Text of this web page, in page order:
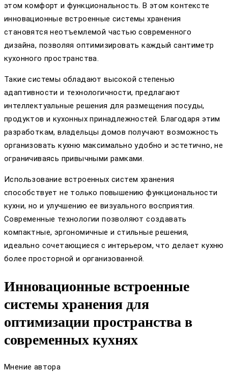
этом комфорт и функциональность. В этом контексте
инновационные встроенные системы хранения
становятся неотъемлемой частью современного
дизайна, позволяя оптимизировать каждый сантиметр
кухонного пространства.
Такие системы обладают высокой степенью
адаптивности и технологичности, предлагают
интеллектуальные решения для размещения посуды,
продуктов и кухонных принадлежностей. Благодаря этим
разработкам, владельцы домов получают возможность
организовать кухню максимально удобно и эстетично, не
ограничиваясь привычными рамками.
Использование встроенных систем хранения
способствует не только повышению функциональности
кухни, но и улучшению ее визуального восприятия.
Современные технологии позволяют создавать
компактные, эргономичные и стильные решения,
идеально сочетающиеся с интерьером, что делает кухню
более просторной и организованной.
Инновационные встроенные
системы хранения для
оптимизации пространства в
современных кухнях
Мнение автора